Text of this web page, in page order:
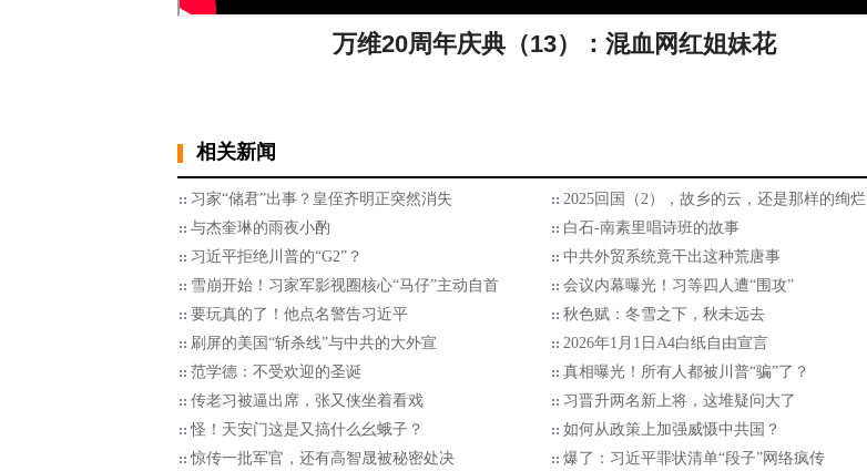
万维20周年庆典（13）：混血网红姐妹花
相关新闻
习家“储君”出事？皇侄齐明正突然消失
2025回国（2），故乡的云，还是那样的绚烂
与杰奎琳的雨夜小酌
白石-南素里唱诗班的故事
习近平拒绝川普的“G2”？
中共外贸系统竟干出这种荒唐事
雪崩开始！习家军影视圈核心“马仔”主动自首
会议内幕曝光！习等四人遭“围攻”
要玩真的了！他点名警告习近平
秋色赋：冬雪之下，秋未远去
刷屏的美国“斩杀线”与中共的大外宣
2026年1月1日A4白纸自由宣言
范学德：不受欢迎的圣诞
真相曝光！所有人都被川普“骗”了？
传老习被逼出席，张又侠坐着看戏
习晋升两名新上将，这堆疑问大了
怪！天安门这是又搞什么幺蛾子？
如何从政策上加强威慑中共国？
惊传一批军官，还有高智晟被秘密处决
爆了：习近平罪状清单“段子”网络疯传